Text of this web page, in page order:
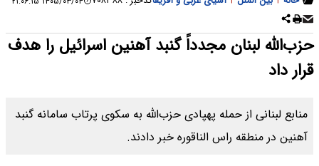
حزب‌الله لبنان مجدداً گنبد آهنین اسرائیل را هدف
قرار داد
منابع لبنانی از حمله پهپادی حزب‌الله به سکوی پرتاب سامانه گنبد
آهنین در منطقه راس الناقوره خبر دادند.